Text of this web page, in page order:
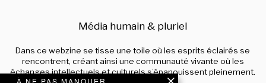
Média humain & pluriel
Dans ce webzine se tisse une toile où les esprits éclairés se
rencontrent, créant ainsi une communauté vivante où les
échanges intellectuels et culturels s’épanouissent pleinement.
À NE PAS MANQUER